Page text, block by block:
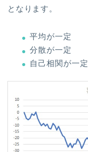
となります。
平均が一定
分散が一定
自己相関が一定